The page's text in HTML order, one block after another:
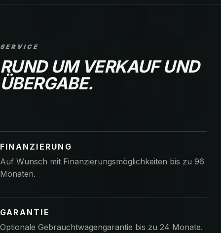
SERVICE
RUND UM VERKAUF UND
ÜBERGABE.
FINANZIERUNG
Auf Wunsch mit Finanzierungsmöglichkeiten bis zu 96
Monaten.
GARANTIE
Optionale Gebrauchtwagengarantie bis zu 24 Monate.